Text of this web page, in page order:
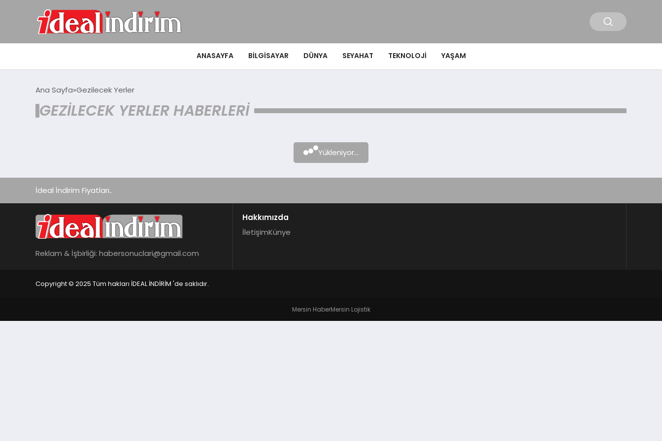
ANASAYFA BILGISAYAR DÜNYA SEYAHAT TEKNOLOJI YAŞAM
Ana Sayfa Gezilecek Yerler
GEZILECEK YERLER HABERLERI
Yükleniyor...
İdeal İndirim Fiyatları..
Reklam & İşbirliği: habersonuclari@gmail.com
Hakkımızda
İletişimKünye
Copyright © 2025 Tüm hakları İDEAL İNDİRİM 'de saklıdır.
Mersin HaberMersin Lojistik